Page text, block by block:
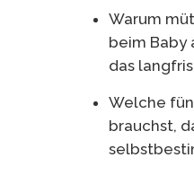
Warum
beim Baby
das
Welche
brauchst,